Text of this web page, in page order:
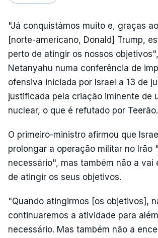
"Já conquistámos muito e, graças
[norte-americano, Donald] Trump,
perto de atingir os nossos
Netanyahu numa conferência de
ofensiva iniciada por Israel a 13 de
justificada pela criação iminente de
nuclear, o que é refutado por Teerão.
O primeiro-ministro afirmou que
prolongar a operação militar no Irão
necessário", mas também não a vai
de atingir os seus objetivos.
"Quando atingirmos [os objetivos],
continuaremos a atividade para
necessário. Mas também não a